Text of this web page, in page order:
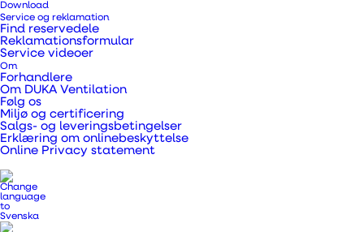
Download
Service og reklamation
Find reservedele
Reklamationsformular
Service videoer
Om
Forhandlere
Om DUKA Ventilation
Følg os
Miljø og certificering
Salgs- og leveringsbetingelser
Erklæring om onlinebeskyttelse
Online Privacy statement
Lamelventil type
70/10C – teglrød
Anvendes til ventilatorer, emhætter og
Varenummer